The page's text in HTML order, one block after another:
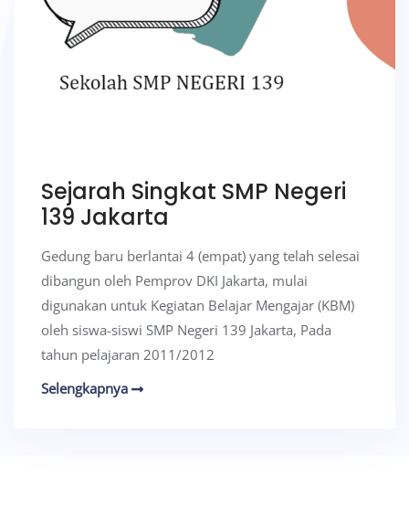
Sejarah Singkat SMP Negeri
139 Jakarta
Gedung baru berlantai 4 (empat) yang telah selesai
dibangun oleh Pemprov DKI Jakarta, mulai
digunakan untuk Kegiatan Belajar Mengajar (KBM)
oleh siswa-siswi SMP Negeri 139 Jakarta, Pada
tahun pelajaran 2011/2012
Selengkapnya